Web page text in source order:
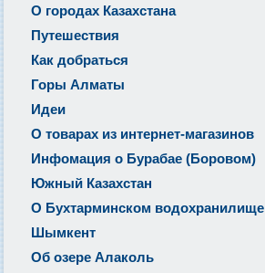
О городах Казахстана
Путешествия
Как добраться
Горы Алматы
Идеи
О товарах из интернет-магазинов
Инфомация о Бурабае (Боровом)
Южный Казахстан
О Бухтарминском водохранилище
Шымкент
Об озере Алаколь